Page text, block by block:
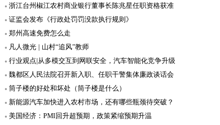
浙江台州椒江农村商业银行董事长陈兆星任职资格获准
证监会发布《行政处罚罚没款执行规则》
郑州高速免费怎么走
凡人微光 | 山村“追风”教师
行业观点|从多模交互到网联安全，汽车智能化竞争升级
魏都区人民法院召开新入职、任职干警集体廉政谈话会
筒子楼的好处和坏处（筒子楼是什么）
新能源汽车加快进入农村市场，还有哪些瓶颈待突破？
美国经济：PMI回升超预期，政策紧缩预期升温